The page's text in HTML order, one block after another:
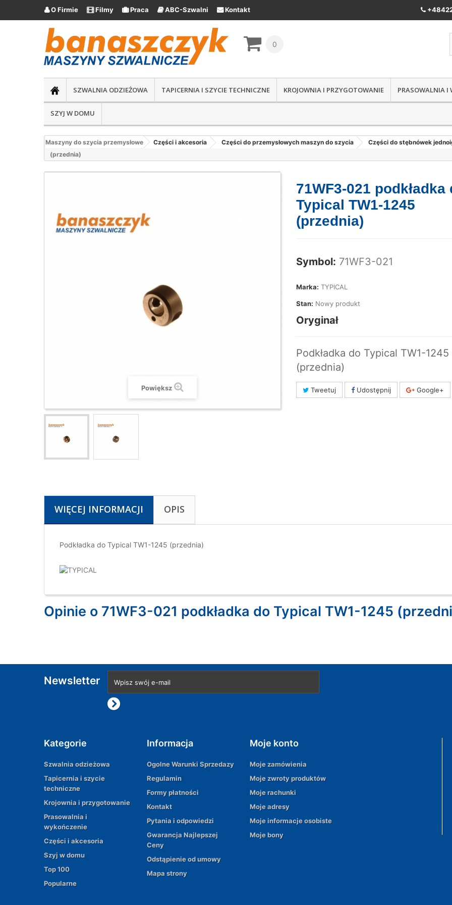
O Firmie Filmy Praca ABC-Szwalni Kontakt
0
SZWALNIA ODZIEŻOWA TAPICERNIA I SZYCIE TECHNICZNE KROJOWNIA I PRZYGOTOWANIE PRASOWALNIA I
SZYJ W DOMU
Maszyny do szycia przemysłowe Części i akcesoria Części do przemysłowych maszyn do szycia
Części do stębnówek
(przednia)
Powiększ
71WF3-021 podkładka
Typical TW1-1245
(przednia)
Symbol: 71WF3-021
Marka: TYPICAL
Stan: Nowy produkt
Oryginał
Podkładka do Typical TW1-1245
(przednia)
Tweetuj Udostępnij Google+
WIĘCEJ INFORMACJI OPIS
Podkładka do Typical TW1-1245 (przednia)
Opinie o 71WF3-021 podkładka do Typical TW1-1245
Newsletter
Kategorie
Szwalnia odzieżowa
Tapicernia i szycie
techniczne
Krojownia i przygotowanie
Prasowalnia i
wykończenie
Części i akcesoria
Szyj w domu
Top 100
Popularne
Informacja
Ogolne Warunki Sprzedazy
Regulamin
Formy płatności
Kontakt
Pytania i odpowiedzi
Gwarancja Najlepszej
Ceny
Odstąpienie od umowy
Mapa strony
Moje konto
Moje zamówienia
Moje zwroty produktów
Moje rachunki
Moje adresy
Moje informacje osobiste
Moje bony